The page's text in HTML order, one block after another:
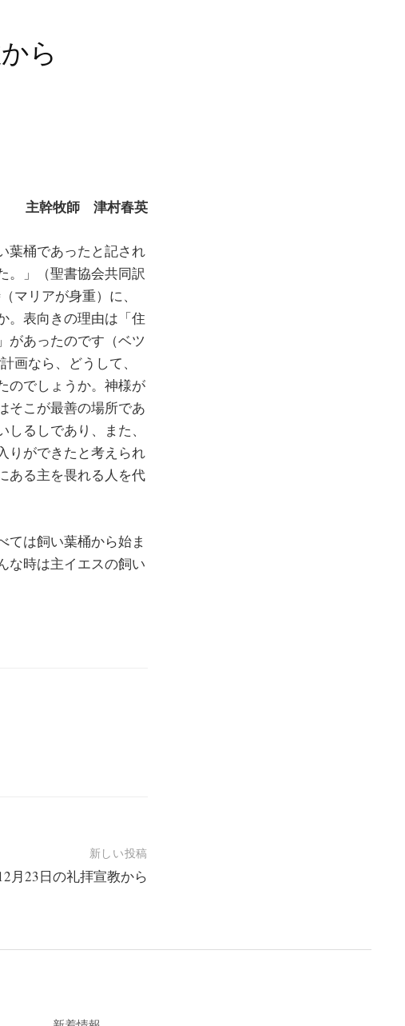
ら
主幹牧師 津村春英
葉桶であったと記され
。」（聖書協会共同訳
マリアが身重）に、
。表向きの理由は「住
があったのです（ベツ
画なら、どうして、
のでしょうか。神様が
そこが最善の場所であ
るしであり、また、
りができたと考えられ
ある主を畏れる人を代
は飼い葉桶から始ま
な時は主イエスの飼い
新しい投稿
月23日の礼拝宣教から